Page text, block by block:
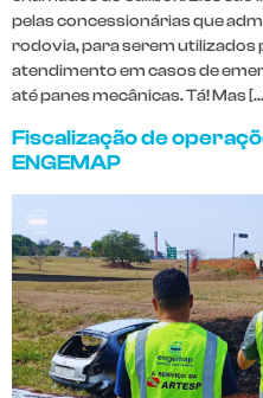
pelas concessionárias que
rodovia, para serem utilizados
atendimento em casos de
até panes mecânicas. Tá! Mas
Fiscalização de
ENGEMAP